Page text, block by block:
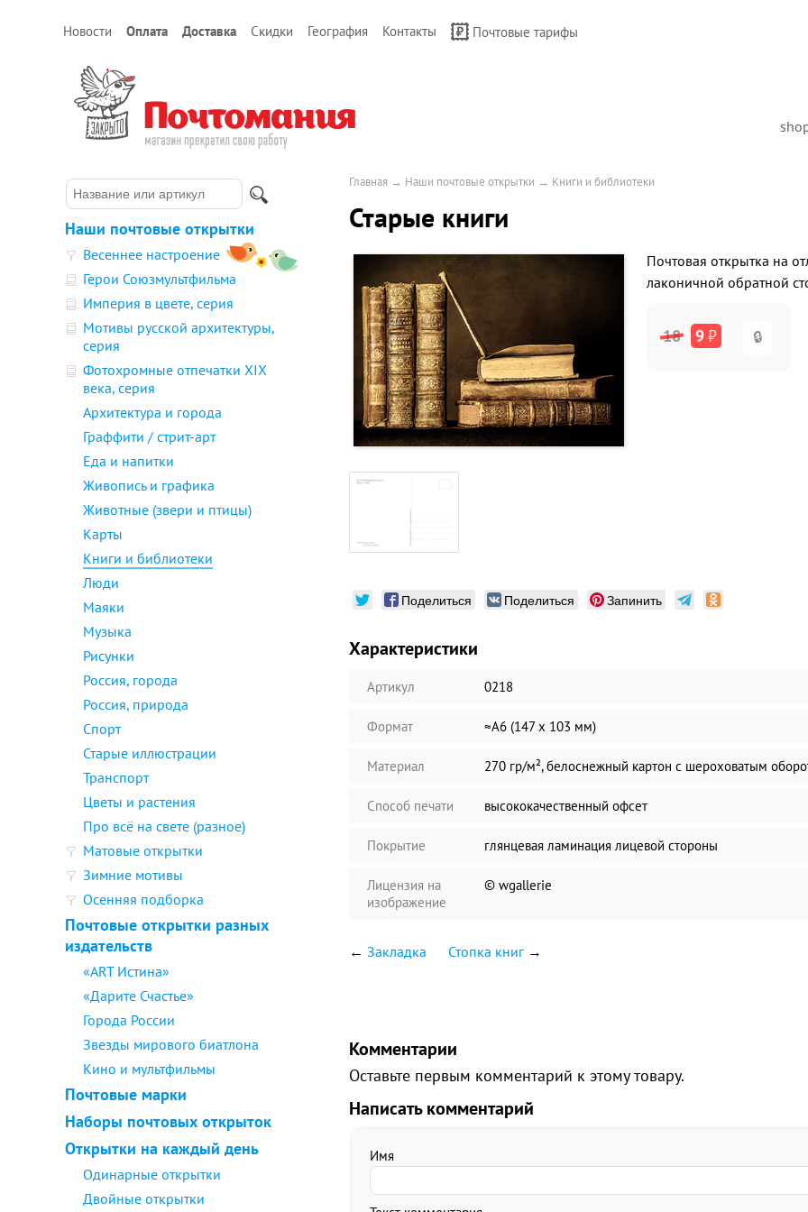
Новости Оплата Доставка Скидки География Контакты Почтовые тарифы
Наши почтовые открытки
Весеннее настроение
Герои Союзмультфильма
Империя в цвете, серия
Мотивы русской архитектуры,
серия
Фотохромные отпечатки XIX
века, серия
Архитектура и города
Граффити / стрит-арт
Еда и напитки
Живопись и графика
Животные (звери и птицы)
Карты
Книги и библиотеки
Люди
Маяки
Музыка
Рисунки
Россия, города
Россия, природа
Спорт
Старые иллюстрации
Транспорт
Цветы и растения
Про всё на свете (разное)
Матовые открытки
Зимние мотивы
Осенняя подборка
Почтовые открытки разных
издательств
«ART Истина»
«Дарите Счастье»
Города России
Звезды мирового биатлона
Кино и мультфильмы
Почтовые марки
Наборы почтовых открыток
Открытки на каждый день
Одинарные открытки
Двойные открытки
Главная → Наши почтовые открытки → Книги и библиотеки
Старые книги
Почтовая открытка на
лаконичной обратной
18 9₽ 🔒
Поделиться Поделиться Запинить
Характеристики
Артикул 0218
Формат ≈А6 (147 х 103 мм)
Материал 270 гр/м², белоснежный картон с шероховатым
Способ печати высококачественный офсет
Покрытие глянцевая ламинация лицевой стороны
Лицензия на
изображение
© wgallerie
← Закладка Стопка книг →
Комментарии
Оставьте первым комментарий к этому товару.
Написать комментарий
Имя